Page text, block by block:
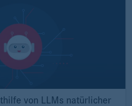
von LLMs natürlicher